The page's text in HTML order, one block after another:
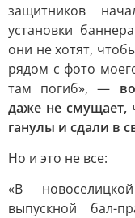
защитников
установки
они не хотят,
рядом с фото
там погиб», —
даже не смущает,
ганулы и сдали в
Но и это не все:
«В
выпускной бал-